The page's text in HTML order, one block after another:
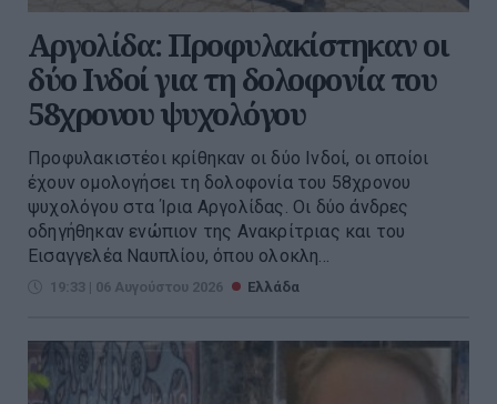
Αργολίδα: Προφυλακίστηκαν οι
δύο Ινδοί για τη δολοφονία του
58χρονου ψυχολόγου
Προφυλακιστέοι κρίθηκαν οι δύο Ινδοί, οι οποίοι
έχουν ομολογήσει τη δολοφονία του 58χρονου
ψυχολόγου στα Ίρια Αργολίδας. Οι δύο άνδρες
οδηγήθηκαν ενώπιον της Ανακρίτριας και του
Εισαγγελέα Ναυπλίου, όπου ολοκλη...
19:33 | 06 Αυγούστου 2026 Ελλάδα